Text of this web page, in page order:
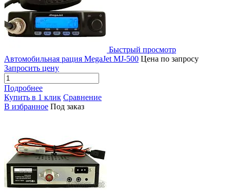
Быстрый просмотр
Автомобильная рация MegaJet MJ-500 Цена по запросу
Запросить цену
Подробнее
Купить в 1 клик Сравнение
В избранное Под заказ